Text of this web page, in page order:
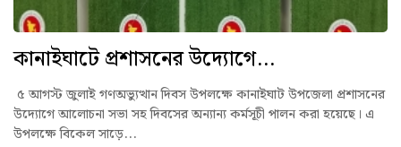
কানাইঘাটে প্রশাসনের উদ্যোগে...
৫ আগস্ট জুলাই গণঅভ্যুত্থান দিবস উপলক্ষে কানাইঘাট উপজেলা প্রশাসনের
উদ্যোগে আলোচনা সভা সহ দিবসের অন্যান্য কর্মসূচী পালন করা হয়েছে। এ
উপলক্ষে বিকেল সাড়ে...